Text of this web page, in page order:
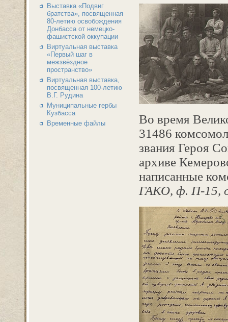
Выставка «Подвиг
братства», посвященная
80-летию освобождения
Донбасса от немецко-
фашистской оккупации
Виртуальная выставка
«Первый шаг в
межзвёздное
пространство»
Виртуальная выставка,
посвященная 100-летию
В.Г. Рудина
Муниципальные гербы
Кузбасса
Временные файлы
Во время
31486
звания Героя
архиве
написанные
ГАКО, ф. П-15,